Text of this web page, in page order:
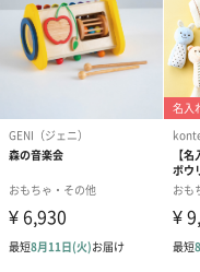
ハンドクリーム3本セッ
ト【ありがとう】
（1,100円）
リラックスグッズ